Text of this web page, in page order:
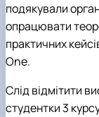
подякували
опрацювати
практичних
One.
Слід відмітити
студентки 3